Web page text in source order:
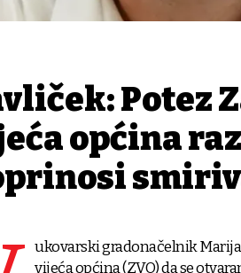
Potez
općina
ukovarski gradonačelnik
vijeća općina (ZVO) da se